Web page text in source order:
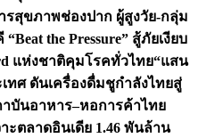
รสุขภาพช่องปาก ผู้สูงวัย-กลุ่ม
the Pressure” สู้ภัยเงียบ
แห่งชาติคุมโรคทั่วไทย“แสน
ทศ ดันเครื่องดื่มชูกำลังไทยสู่
าบันอาหาร–หอการค้าไทย
ะตลาดอินเดีย 1.46 พันล้าน